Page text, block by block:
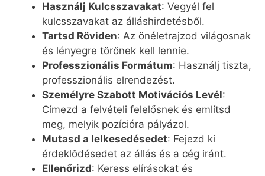
Használj Kulcsszavakat: Vegyél fel
kulcsszavakat az álláshirdetésből.
Tartsd Röviden: Az önéletrajzod világosnak
és lényegre törőnek kell lennie.
Professzionális Formátum: Használj tiszta,
professzionális elrendezést.
Személyre Szabott Motivációs Levél:
Címezd a felvételi felelősnek és említsd
meg, melyik pozícióra pályázol.
Mutasd a lelkesedésedet: Fejezd ki
érdeklődésedet az állás és a cég iránt.
Ellenőrizd: Keress elírásokat és